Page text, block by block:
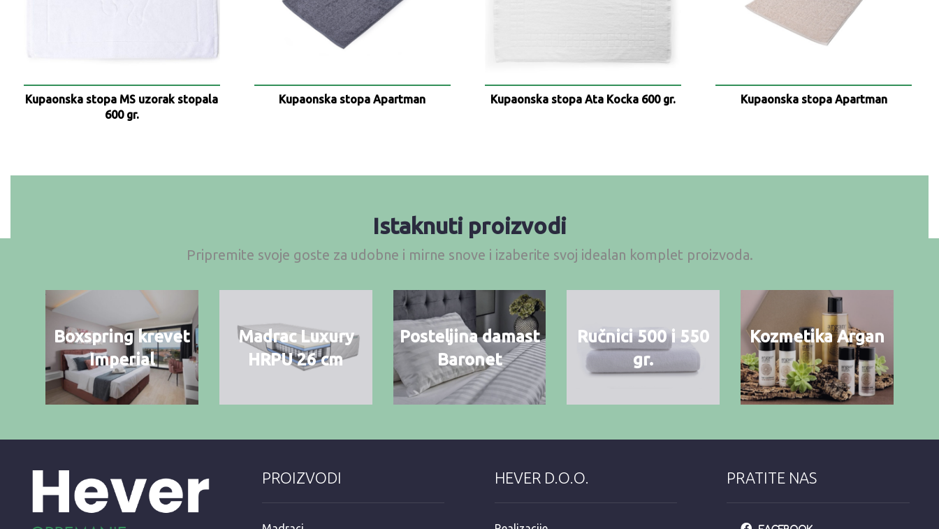
Kupaonska stopa MS uzorak stopala
600 gr.
Kupaonska stopa Apartman Kupaonska stopa Ata Kocka 600 gr. Kupaonska stopa Apartman
Istaknuti proizvodi
Pripremite svoje goste za udobne i mirne snove i izaberite svoj idealan komplet proizvoda.
Boxspring krevet
Imperial
Madrac Luxury
HRPU 26 cm
Posteljina damast
Baronet
Ručnici 500 i 550
gr.
Kozmetika Argan
PROIZVODI HEVER D.O.O. PRATITE NAS